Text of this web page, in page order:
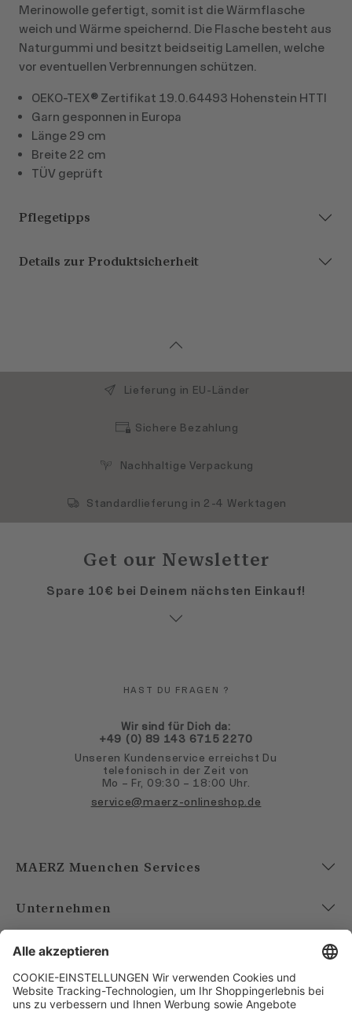
Merinowolle gefertigt, somit ist die Wärmflasche
weich und Wärme speichernd. Die Flasche besteht aus
Naturgummi und besitzt beidseitig Lamellen, welche
vor eventuellen Verbrennungen schützen.
OEKO-TEX® Zertifikat 19.0.64493 Hohenstein HTTI
Garn gesponnen in Europa
Länge 29 cm
Breite 22 cm
TÜV geprüft
Pflegetipps
Details zur Produktsicherheit
Lieferung in EU-Länder
Sichere Bezahlung
Nachhaltige Verpackung
Standardlieferung in 2-4 Werktagen
Get our Newsletter
Spare 10€ bei Deinem nächsten Einkauf!
HAST DU FRAGEN ?
Wir sind für Dich da:
+49 (0) 89 143 6715 2270
Unseren Kundenservice erreichst Du
telefonisch in der Zeit von
Mo – Fr, 09:30 – 18:00 Uhr.
service@maerz-onlineshop.de
MAERZ Muenchen Services
Unternehmen
Account
Bezahlarten